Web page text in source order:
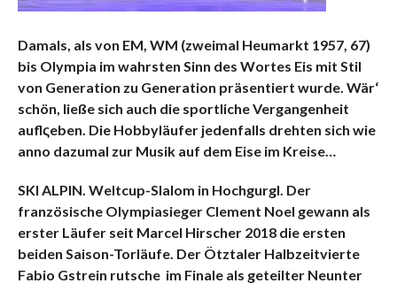
Damals, als von EM, WM (zweimal Heumarkt 1957, 67)
bis Olympia im wahrsten Sinn des Wortes Eis mit Stil
von Generation zu Generation präsentiert wurde. Wär‘
schön, ließe sich auch die sportlicheVergangenheit
auflςeben. Die Hobbyläufer jedenfalls drehten sich wie
anno dazumal zur Musik auf dem Eise im Kreise…
SKI ALPIN. Weltcup-Slalom in Hochgurgl. Der
französische Olympiasieger Clement Noel gewann als
erster Läufer seit Marcel Hirscher 2018 die ersten
beiden Saison-Torläufe. Der Ötztaler Halbzeitvierte
Fabio Gstrein rutsche im Finale als geteilter Neunter